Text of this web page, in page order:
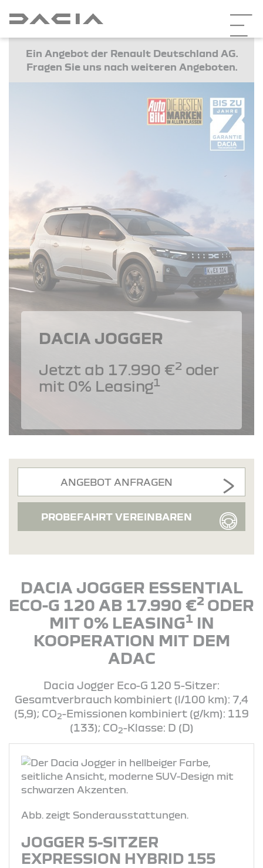
Ein Angebot der Renault Deutschland AG.
Fragen Sie uns nach weiteren Angeboten.
DACIA JOGGER
Jetzt ab 17.990 €2 oder
mit 0% Leasing1
ANGEBOT ANFRAGEN
PROBEFAHRT VEREINBAREN
DACIA JOGGER ESSENTIAL
ECO-G 120 AB 17.990 €2 ODER
MIT 0% LEASING1IN
KOOPERATION MIT DEM
ADAC
Dacia Jogger Eco-G 120 5-Sitzer:
Gesamtverbrauch kombiniert (l/100 km): 7,4
(5,9); CO2-Emissionen kombiniert (g/km): 119
(133); CO2-Klasse: D (D)
Abb. zeigt Sonderausstattungen.
JOGGER 5-SITZER
EXPRESSION HYBRID 155